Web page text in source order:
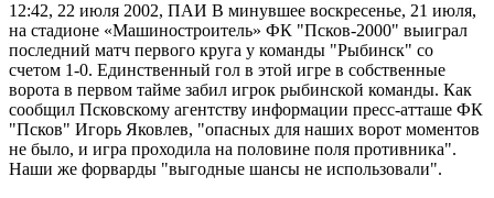
12:42, 22 июля 2002, ПАИ В минувшее воскресенье, 21 июля,
на стадионе «Машиностроитель» ФК "Псков-2000" выиграл
последний матч первого круга у команды "Рыбинск" со
счетом 1-0. Единственный гол в этой игре в собственные
ворота в первом тайме забил игрок рыбинской команды. Как
сообщил Псковскому агентству информации пресс-атташе ФК
"Псков" Игорь Яковлев, "опасных для наших ворот моментов
не было, и игра проходила на половине поля противника".
Наши же форварды "выгодные шансы не использовали".